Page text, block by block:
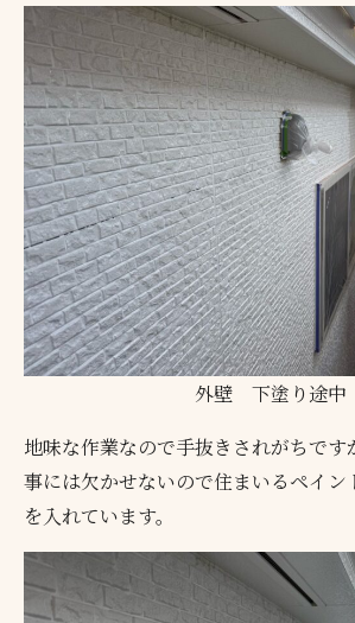
外壁 下塗り途中
地味な作業なので手抜きされがちです
事には欠かせないので住まいるペイン
を入れています。